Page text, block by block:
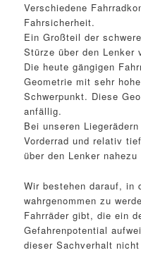
Verschiedene
Fahrsicherheit.
Ein Großteil der
Stürze über den Lenker
Die heute gängigen
Geometrie mit sehr
Schwerpunkt. Diese
anfällig.
Bei unseren
Vorderrad und relativ
über den Lenker
Wir bestehen darauf, in
wahrgenommen zu
Fahrräder gibt, die ein
Gefahrenpotential
dieser Sachverhalt